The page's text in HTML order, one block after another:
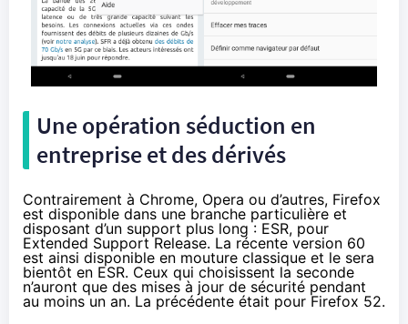
Une opération séduction en
entreprise et des dérivés
Contrairement à Chrome, Opera ou d’autres, Firefox
est disponible dans une branche particulière et
disposant d’un support plus long : ESR, pour
Extended Support Release. La récente version 60
est ainsi disponible en mouture classique et le sera
bientôt en ESR. Ceux qui choisissent la seconde
n’auront que des mises à jour de sécurité pendant
au moins un an. La précédente était pour Firefox 52.